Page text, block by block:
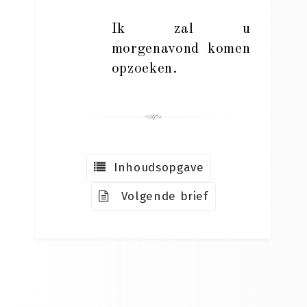
Ik zal u
morgenavond komen
opzoeken.
Inhoudsopgave
Volgende brief